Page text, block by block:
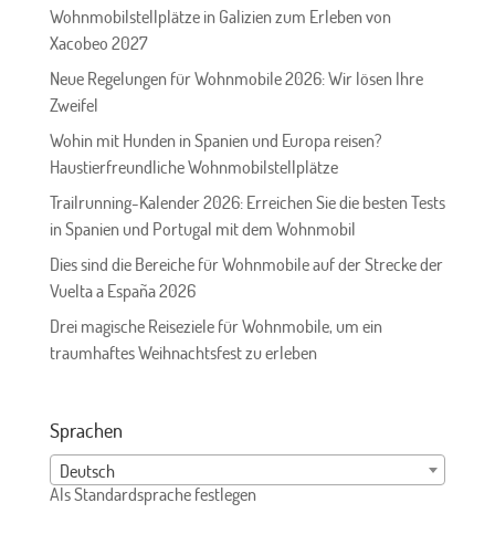
Wohnmobilstellplätze in Galizien zum Erleben von
Xacobeo 2027
Neue Regelungen für Wohnmobile 2026: Wir lösen Ihre
Zweifel
Wohin mit Hunden in Spanien und Europa reisen?
Haustierfreundliche Wohnmobilstellplätze
Trailrunning-Kalender 2026: Erreichen Sie die besten Tests
in Spanien und Portugal mit dem Wohnmobil
Dies sind die Bereiche für Wohnmobile auf der Strecke der
Vuelta a España 2026
Drei magische Reiseziele für Wohnmobile, um ein
traumhaftes Weihnachtsfest zu erleben
Sprachen
Deutsch
Als Standardsprache festlegen